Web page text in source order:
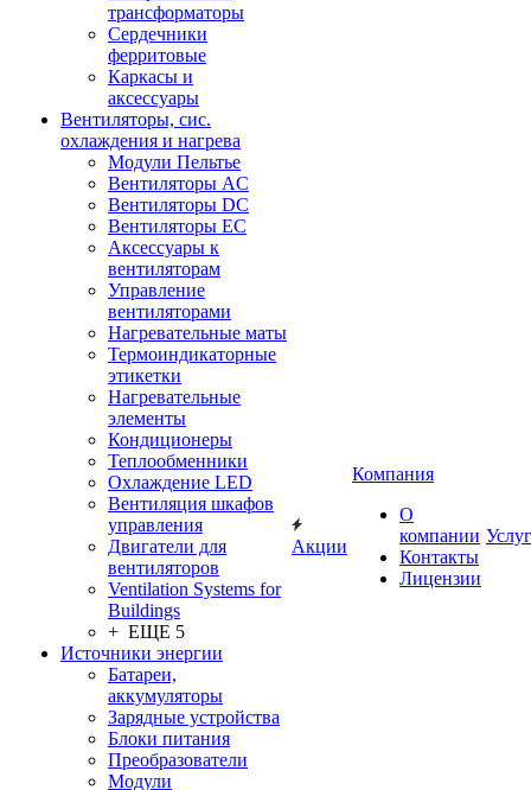
трансформаторы
Сердечники
ферритовые
Каркасы и
аксессуары
Вентиляторы, сис.
охлаждения и нагрева
Модули Пельтье
Вентиляторы AC
Вентиляторы DC
Вентиляторы EC
Аксессуары к
вентиляторам
Управление
вентиляторами
Нагревательные маты
Термоиндикаторные
этикетки
Нагревательные
элементы
Кондиционеры
Теплообменники
Охлаждение LED
Вентиляция шкафов
управления
Двигатели для
вентиляторов
Ventilation Systems for
Buildings
+ ЕЩЕ 5
Источники энергии
Батареи,
аккумуляторы
Зарядные устройства
Блоки питания
Преобразователи
Модули
Акции
Компания
О
компании
Контакты
Лицензии